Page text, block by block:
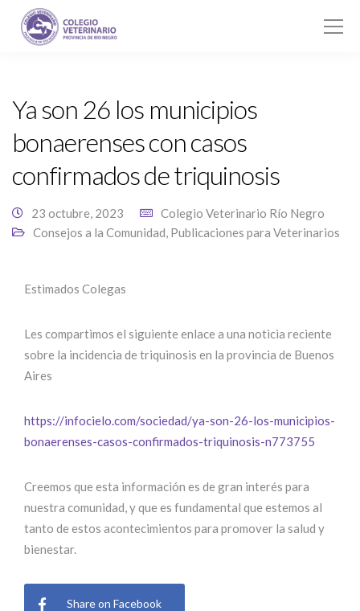
Ya son 26 los municipios
bonaerenses con casos
confirmados de triquinosis
23 octubre, 2023
Colegio Veterinario Río Negro
Consejos a la Comunidad, Publicaciones para Veterinarios
Estimados Colegas
Les compartimos el siguiente enlace a una noticia reciente
sobre la incidencia de triquinosis en la provincia de Buenos
Aires
https://infocielo.com/sociedad/ya-son-26-los-municipios-
bonaerenses-casos-confirmados-triquinosis-n773755
Creemos que esta información es de gran interés para
nuestra comunidad, y que es fundamental que estemos al
tanto de estos acontecimientos para promover la salud y
bienestar.
Share on Facebook